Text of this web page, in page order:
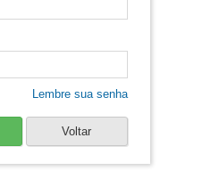
Lembre sua senha
Voltar